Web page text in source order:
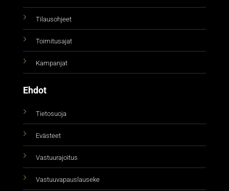
Tilausohjeet
Toimitusajat
Kampanjat
Ehdot
Tietosuoja
Evästeet
Vastuurajoitus
Vastuuvapauslauseke